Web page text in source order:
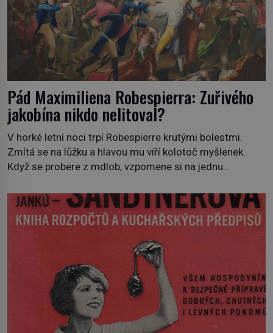
Pád Maximiliena Robespierra: Zuřivého
jakobína nikdo nelitoval?
V horké letní noci trpí Robespierre krutými bolestmi.
Zmítá se na lůžku a hlavou mu víří kolotoč myšlenek.
Když se probere z mdlob, vzpomene si na jednu
Prorokovala mu tragický osud. Tehdy se jí vysmál.
„Robespierre to dotáhne hodně daleko,“ prohlásil o něm
jiný významný francouzský revolucionář, Honoré de